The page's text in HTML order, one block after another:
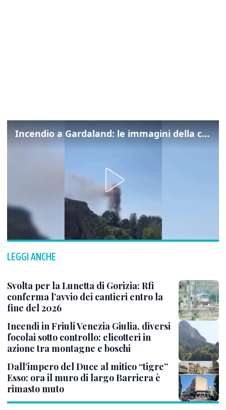
Incendio a Gardaland: le immagini della colonna di fumo
LEGGI ANCHE
Svolta per la Lunetta di Gorizia: Rfi
conferma l’avvio dei cantieri entro la
fine del 2026
Incendi in Friuli Venezia Giulia, diversi
focolai sotto controllo: elicotteri in
azione tra montagne e boschi
Dall’impero del Duce al mitico “tigre”
Esso: ora il muro di largo Barriera è
rimasto muto